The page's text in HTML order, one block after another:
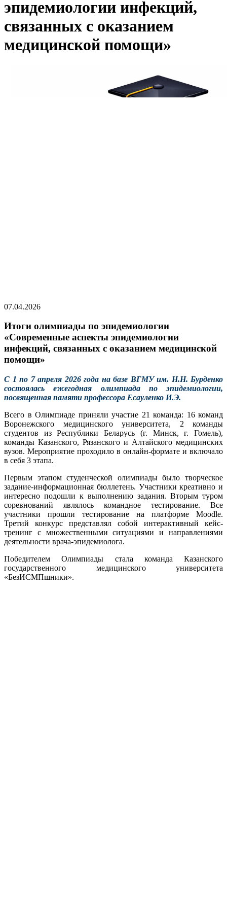
эпидемиологии инфекций,
связанных с оказанием
медицинской помощи»
07.04.2026
Итоги олимпиады по эпидемиологии
«Современные аспекты эпидемиологии
инфекций, связанных с оказанием медицинской
помощи»
С 1 по 7 апреля 2026 года на базе ВГМУ им. Н.Н. Бурденко
состоялась ежегодная олимпиада по эпидемиологии,
посвященная памяти профессора Есауленко И.Э.
Всего в Олимпиаде приняли участие 21 команда: 16 команд
Воронежского медицинского университета, 2 команды
студентов из Республики Беларусь (г. Минск, г. Гомель),
команды Казанского, Рязанского и Алтайского медицинских
вузов. Мероприятие проходило в онлайн-формате и включало
в себя 3 этапа.
Первым этапом студенческой олимпиады было творческое
задание-информационная бюллетень. Участники креативно и
интересно подошли к выполнению задания. Вторым туром
соревнований являлось командное тестирование. Все
участники прошли тестирование на платформе Moodle.
Третий конкурс представлял собой интерактивный кейс-
тренинг с множественными ситуациями и направлениями
деятельности врача-эпидемиолога.
Победителем Олимпиады стала команда Казанского
государственного медицинского университета
«БезИСМПшники».